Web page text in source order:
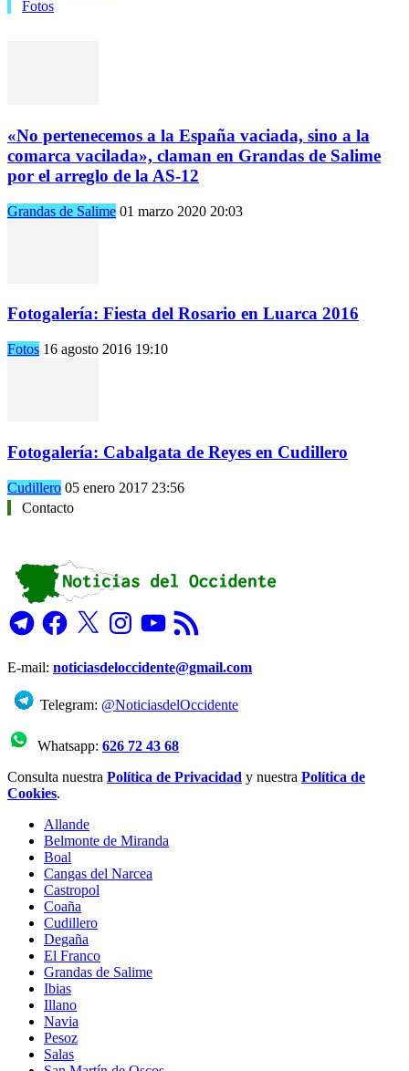
Fotos
«No pertenecemos a la España vaciada, sino a la
comarca vacilada», claman en Grandas de Salime
por el arreglo de la AS-12
Grandas de Salime 01 marzo 2020 20:03
Fotogalería: Fiesta del Rosario en Luarca 2016
Fotos 16 agosto 2016 19:10
Fotogalería: Cabalgata de Reyes en Cudillero
Cudillero 05 enero 2017 23:56
Contacto
TelegramFacebook
X InstagramYouTube
Feed
RSS
E-mail: noticiasdeloccidente@gmail.com
Telegram: @NoticiasdelOccidente
Whatsapp: 626 72 43 68
Consulta nuestra Política de Privacidad y nuestra Política de
Cookies.
Allande
Belmonte de Miranda
Boal
Cangas del Narcea
Castropol
Coaña
Cudillero
Degaña
El Franco
Grandas de Salime
Ibias
Illano
Navia
Pesoz
Salas